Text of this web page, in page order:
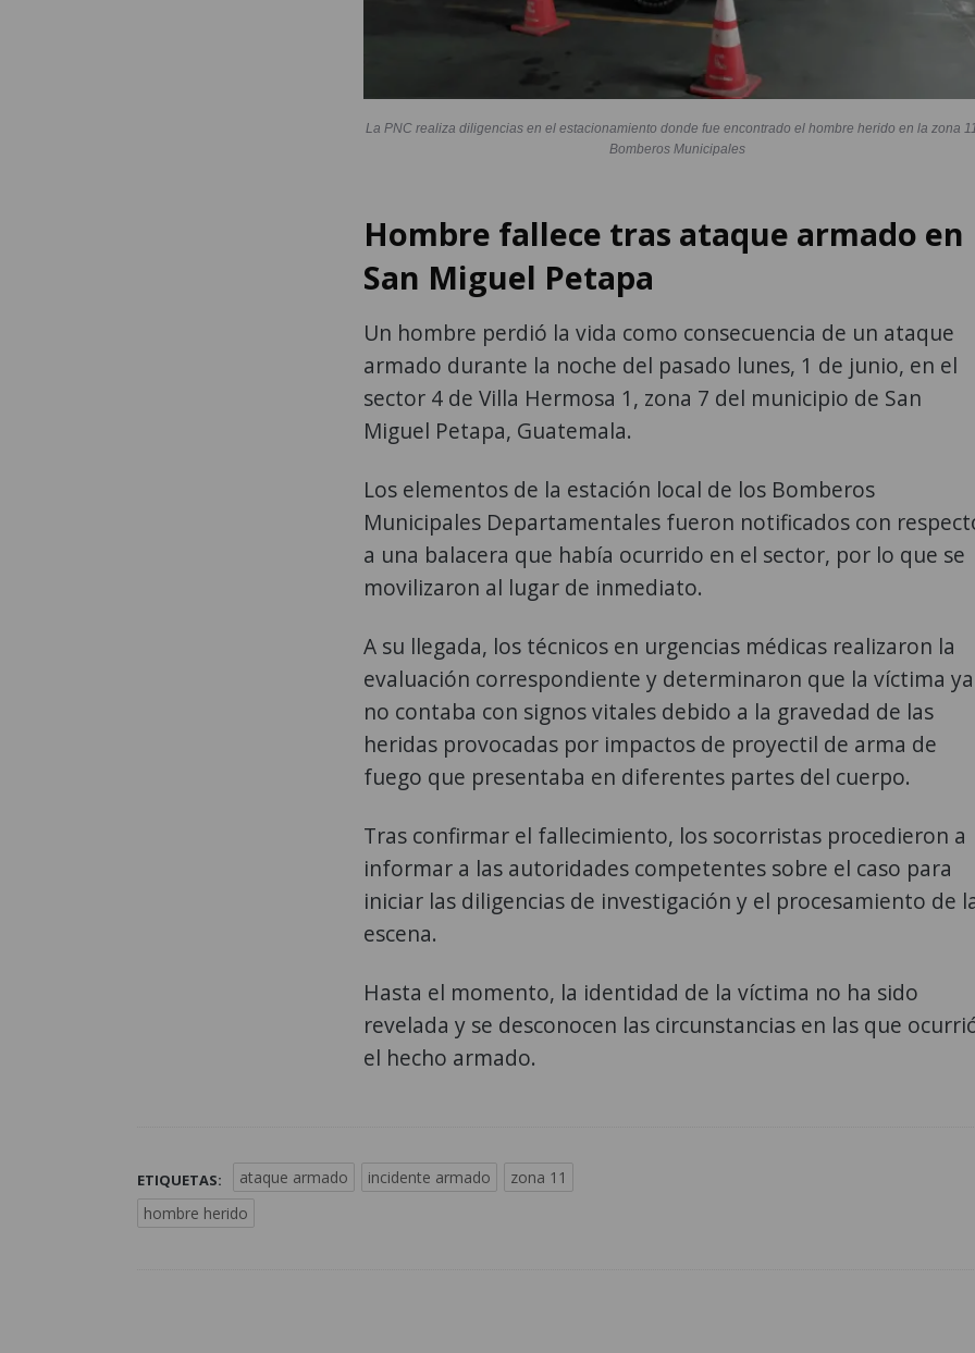
La PNC realiza diligencias en el estacionamiento donde fue encontrado el hombre herido en la zona
Bomberos Municipales
Hombre fallece tras ataque armado en
San Miguel Petapa
Un hombre perdió la vida como consecuencia de un ataque
armado durante la noche del pasado lunes, 1 de junio, en el
sector 4 de Villa Hermosa 1, zona 7 del municipio de San
Miguel Petapa, Guatemala.
Los elementos de la estación local de los Bomberos
Municipales Departamentales fueron notificados con
a una balacera que había ocurrido en el sector, por lo que se
movilizaron al lugar de inmediato.
A su llegada, los técnicos en urgencias médicas realizaron la
evaluación correspondiente y determinaron que la víctima ya
no contaba con signos vitales debido a la gravedad de las
heridas provocadas por impactos de proyectil de arma de
fuego que presentaba en diferentes partes del cuerpo.
Tras confirmar el fallecimiento, los socorristas procedieron a
informar a las autoridades competentes sobre el caso para
iniciar las diligencias de investigación y el procesamiento de
escena.
Hasta el momento, la identidad de la víctima no ha sido
revelada y se desconocen las circunstancias en las que
el hecho armado.
ETIQUETAS: ataque armado incidente armado
zona 11
hombre herido